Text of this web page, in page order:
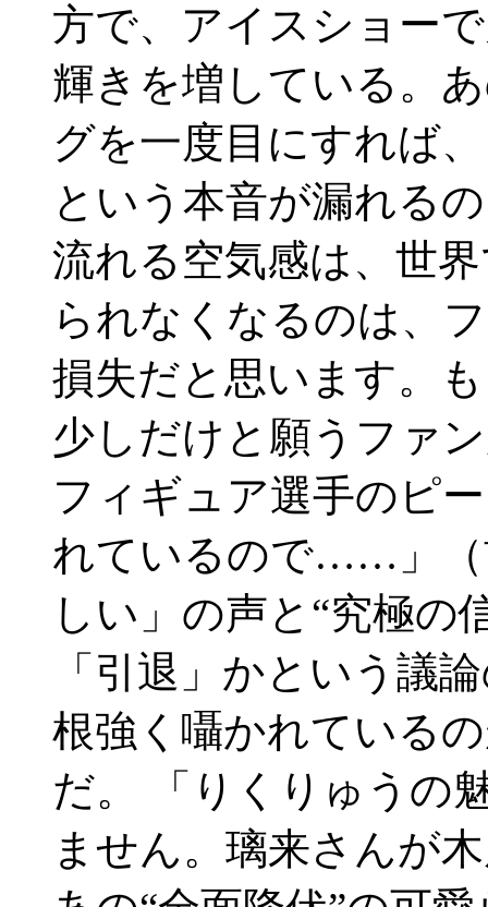
方で、アイスショー
輝きを増している。
グを一度目にすれば
という本音が漏れる
流れる空気感は、世
られなくなるのは、
損失だと思います。
少しだけと願うファ
フィギュア選手のピ
れているので……」（
しい」の声と“究極
「引退」かという議
根強く囁かれている
だ。 「りくりゅうの
ません。璃来さんが